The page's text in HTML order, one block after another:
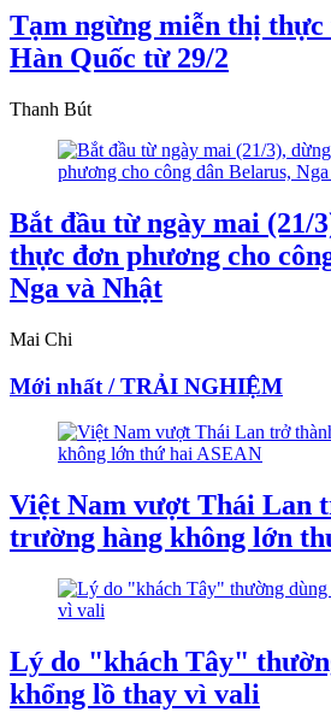
Tạm ngừng miễn thị thực
Hàn Quốc từ 29/2
Thanh Bút
Bắt đầu từ ngày mai (21/
thực đơn phương cho
Nga và Nhật
Mai Chi
Mới nhất / TRẢI NGHIỆM
Việt Nam vượt Thái Lan
trường hàng không lớn
Lý do "khách Tây"
khổng lồ thay vì vali